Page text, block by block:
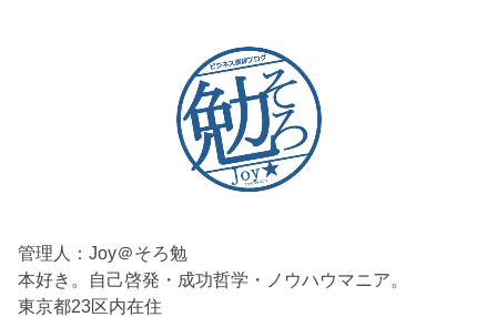
管理人：Joy＠そろ勉
本好き。自己啓発・成功哲学・ノウハウマニア。
東京都23区内在住